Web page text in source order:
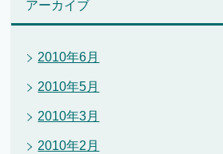
アーカイブ
2010年6月
2010年5月
2010年3月
2010年2月